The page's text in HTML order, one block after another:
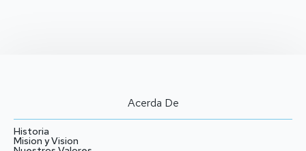
Acerda De
Historia
Mision y Vision